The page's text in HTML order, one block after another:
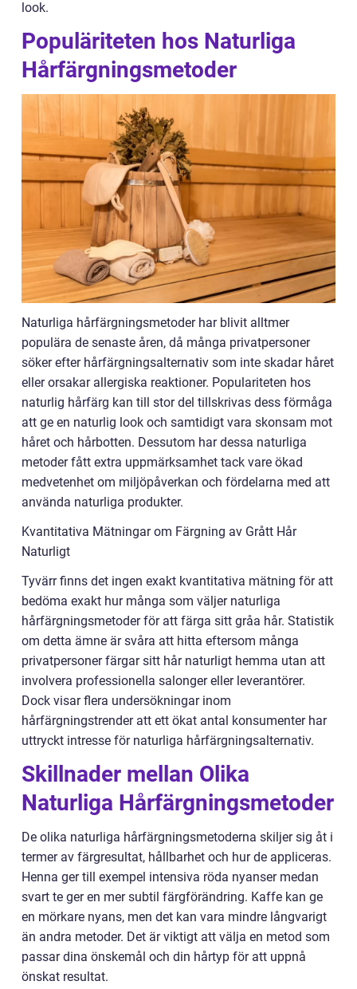
look.
Populäriteten hos Naturliga
Hårfärgningsmetoder
Naturliga hårfärgningsmetoder har blivit alltmer
populära de senaste åren, då många privatpersoner
söker efter hårfärgningsalternativ som inte skadar håret
eller orsakar allergiska reaktioner. Populariteten hos
naturlig hårfärg kan till stor del tillskrivas dess förmåga
att ge en naturlig look och samtidigt vara skonsam mot
håret och hårbotten. Dessutom har dessa naturliga
metoder fått extra uppmärksamhet tack vare ökad
medvetenhet om miljöpåverkan och fördelarna med att
använda naturliga produkter.
Kvantitativa Mätningar om Färgning av Grått Hår
Naturligt
Tyvärr finns det ingen exakt kvantitativa mätning för att
bedöma exakt hur många som väljer naturliga
hårfärgningsmetoder för att färga sitt gråa hår. Statistik
om detta ämne är svåra att hitta eftersom många
privatpersoner färgar sitt hår naturligt hemma utan att
involvera professionella salonger eller leverantörer.
Dock visar flera undersökningar inom
hårfärgningstrender att ett ökat antal konsumenter har
uttryckt intresse för naturliga hårfärgningsalternativ.
Skillnader mellan Olika
Naturliga Hårfärgningsmetoder
De olika naturliga hårfärgningsmetoderna skiljer sig åt i
termer av färgresultat, hållbarhet och hur de appliceras.
Henna ger till exempel intensiva röda nyanser medan
svart te ger en mer subtil färgförändring. Kaffe kan ge
en mörkare nyans, men det kan vara mindre långvarigt
än andra metoder. Det är viktigt att välja en metod som
passar dina önskemål och din hårtyp för att uppnå
önskat resultat.